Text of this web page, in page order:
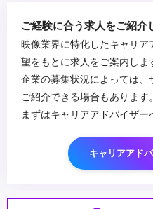
ご経験に合う求人をご紹介
映像業界に特化したキャリ
望をもとに求人をご案内しま
企業の募集状況によっては
ご紹介できる場合もあります。
まずはキャリアアドバイザー
キャリアアド